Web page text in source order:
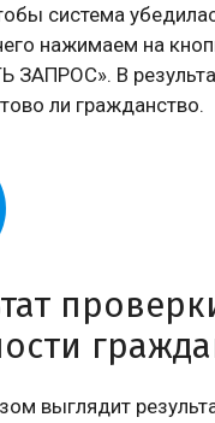
система
нажимаем на
ЗАПРОС». В
ли гражданство.
выглядит